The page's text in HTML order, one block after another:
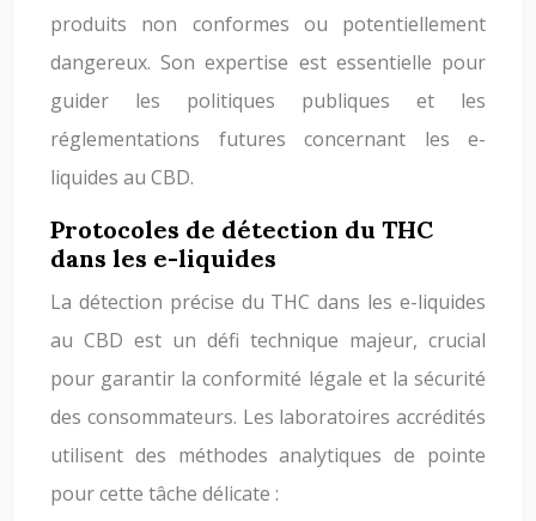
produits non conformes ou potentiellement
dangereux. Son expertise est essentielle pour
guider les politiques publiques et les
réglementations futures concernant les e-
liquides au CBD.
Protocoles de détection du THC
dans les e-liquides
La détection précise du THC dans les e-liquides
au CBD est un défi technique majeur, crucial
pour garantir la conformité légale et la sécurité
des consommateurs. Les laboratoires accrédités
utilisent des méthodes analytiques de pointe
pour cette tâche délicate :